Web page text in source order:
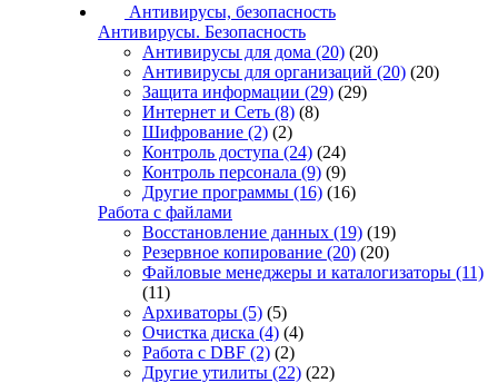
Антивирусы, безопасность
Антивирусы. Безопасность
Антивирусы для дома (20) (20)
Антивирусы для организаций (20) (20)
Защита информации (29) (29)
Интернет и Сеть (8) (8)
Шифрование (2) (2)
Контроль доступа (24) (24)
Контроль персонала (9) (9)
Другие программы (16) (16)
Работа с файлами
Восстановление данных (19) (19)
Резервное копирование (20) (20)
Файловые менеджеры и каталогизаторы (11)
(11)
Архиваторы (5) (5)
Очистка диска (4) (4)
Работа с DBF (2) (2)
Другие утилиты (22) (22)